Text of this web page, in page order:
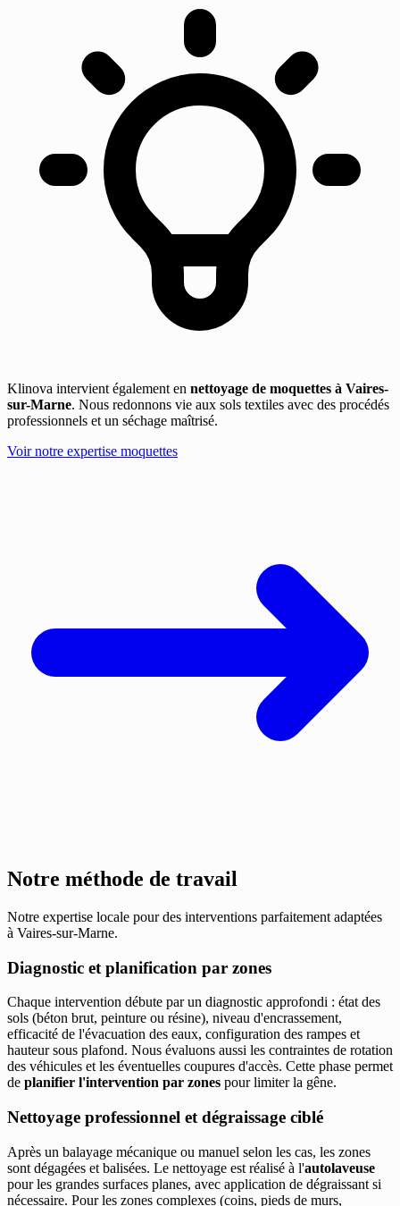
Klinova intervient également en nettoyage de moquettes à Vaires-
sur-Marne. Nous redonnons vie aux sols textiles avec des procédés
professionnels et un séchage maîtrisé.
Voir notre expertise moquettes
Notre méthode de travail
Notre expertise locale pour des interventions parfaitement adaptées
à Vaires-sur-Marne.
Diagnostic et planification par zones
Chaque intervention débute par un diagnostic approfondi : état des
sols (béton brut, peinture ou résine), niveau d'encrassement,
efficacité de l'évacuation des eaux, configuration des rampes et
hauteur sous plafond. Nous évaluons aussi les contraintes de rotation
des véhicules et les éventuelles coupures d'accès. Cette phase permet
de planifier l'intervention par zones pour limiter la gêne.
Nettoyage professionnel et dégraissage ciblé
Après un balayage mécanique ou manuel selon les cas, les zones
sont dégagées et balisées. Le nettoyage est réalisé à l'autolaveuse
pour les grandes surfaces planes, avec application de dégraissant si
nécessaire. Pour les zones complexes (coins, pieds de murs,